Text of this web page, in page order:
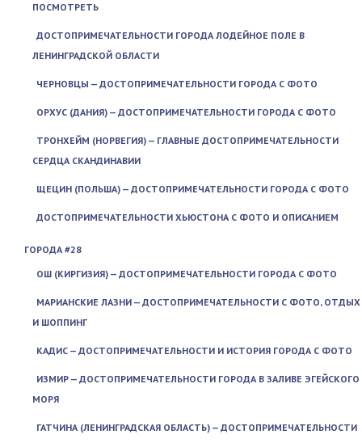
ПОСМОТРЕТЬ
ДОСТОПРИМЕЧАТЕЛЬНОСТИ ГОРОДА ЛОДЕЙНОЕ ПОЛЕ В
ЛЕНИНГРАДСКОЙ ОБЛАСТИ
ЧЕРНОВЦЫ — ДОСТОПРИМЕЧАТЕЛЬНОСТИ ГОРОДА С ФОТО
ОРХУС (ДАНИЯ) — ДОСТОПРИМЕЧАТЕЛЬНОСТИ ГОРОДА С ФОТО
ТРОНХЕЙМ (НОРВЕГИЯ) — ГЛАВНЫЕ ДОСТОПРИМЕЧАТЕЛЬНОСТИ
СЕРДЦА СКАНДИНАВИИ
ЩЕЦИН (ПОЛЬША) — ДОСТОПРИМЕЧАТЕЛЬНОСТИ ГОРОДА С ФОТО
ДОСТОПРИМЕЧАТЕЛЬНОСТИ ХЬЮСТОНА С ФОТО И ОПИСАНИЕМ
ГОРОДА #28
ОШ (КИРГИЗИЯ) — ДОСТОПРИМЕЧАТЕЛЬНОСТИ ГОРОДА С ФОТО
МАРИАНСКИЕ ЛАЗНИ — ДОСТОПРИМЕЧАТЕЛЬНОСТИ С ФОТО, ОТДЫХ
И ШОППИНГ
КАДИС — ДОСТОПРИМЕЧАТЕЛЬНОСТИ И ИСТОРИЯ ГОРОДА С ФОТО
ИЗМИР — ДОСТОПРИМЕЧАТЕЛЬНОСТИ ГОРОДА В ЗАЛИВЕ ЭГЕЙСКОГО
МОРЯ
ГАТЧИНА (ЛЕНИНГРАДСКАЯ ОБЛАСТЬ) — ДОСТОПРИМЕЧАТЕЛЬНОСТИ